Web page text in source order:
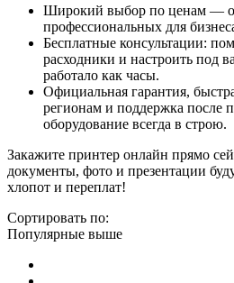
Широкий выбор по ценам —
профессиональных для
Бесплатные консультации:
расходники и настроить под
работало как часы.
Официальная гарантия,
регионам и поддержка после
оборудование всегда в строю.
Закажите принтер онлайн прямо
документы, фото и презентации
хлопот и переплат!
Сортировать по:
Популярные выше